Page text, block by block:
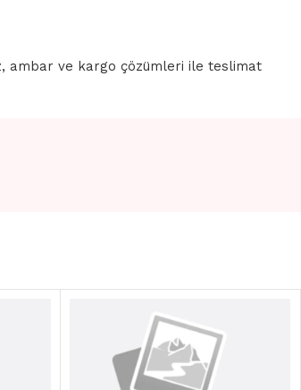
ambar ve kargo çözümleri ile teslimat